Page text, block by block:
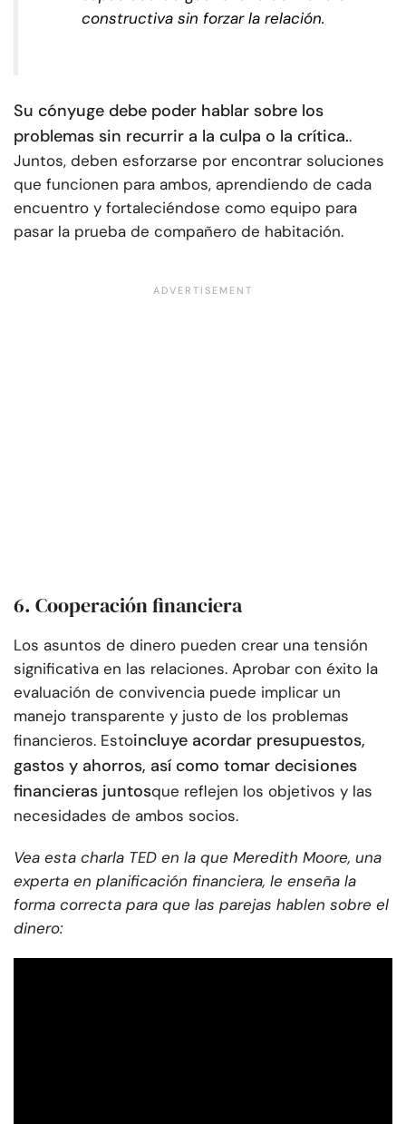
constructiva sin forzar la relación.
Su cónyuge debe poder hablar sobre los
problemas sin recurrir a la culpa o la crítica..
Juntos, deben esforzarse por encontrar soluciones
que funcionen para ambos, aprendiendo de cada
encuentro y fortaleciéndose como equipo para
pasar la prueba de compañero de habitación.
6. Cooperación financiera
Los asuntos de dinero pueden crear una tensión
significativa en las relaciones. Aprobar con éxito la
evaluación de convivencia puede implicar un
manejo transparente y justo de los problemas
financieros. Estoincluye acordar presupuestos,
gastos y ahorros, así como tomar decisiones
financieras juntosque reflejen los objetivos y las
necesidades de ambos socios.
Vea esta charla TED en la que Meredith Moore, una
experta en planificación financiera, le enseña la
forma correcta para que las parejas hablen sobre el
dinero: